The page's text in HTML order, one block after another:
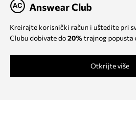
Answear Club
Kreirajte korisnički račun i uštedite pri
Clubu dobivate do20%trajnog popusta
Otkrijte više